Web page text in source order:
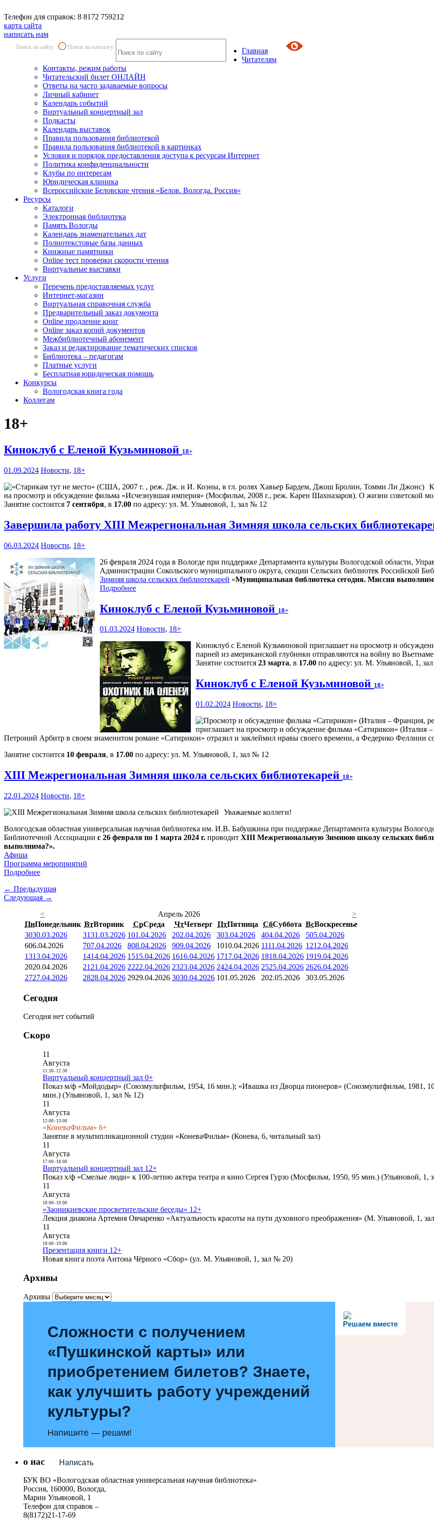
Телефон для справок: 8 8172 759212
карта сайта
написать нам
Поиск по сайту Поиск по каталогу
Главная
Читателям
Контакты, режим работы
Читательский билет ОНЛАЙН
Ответы на часто задаваемые вопросы
Личный кабинет
Календарь событий
Виртуальный концертный зал
Подкасты
Календарь выставок
Правила пользования библиотекой
Правила пользования библиотекой в картинках
Условия и порядок предоставления доступа к ресурсам Интернет
Политика конфиденциальности
Клубы по интересам
Юридическая клиника
Всероссийские Беловские чтения «Белов. Вологда. Россия»
Ресурсы
Каталоги
Электронная библиотека
Память Вологды
Календарь знаменательных дат
Полнотекстовые базы данных
Книжные памятники
Online тест проверки скорости чтения
Виртуальные выставки
Услуги
Перечень предоставляемых услуг
Интернет-магазин
Виртуальная справочная служба
Предварительный заказ документа
Online продление книг
Online заказ копий документов
Межбиблиотечный абонемент
Заказ и редактирование тематических списков
Библиотека – педагогам
Платные услуги
Бесплатная юридическая помощь
Конкурсы
Вологодская книга года
Коллегам
18+
Киноклуб с Еленой Кузьминовой 18+
01.09.2024 Новости, 18+
на просмотр и обсуждение фильма «Исчезнувшая империя» (Мосфильм, 2008 г., реж. Карен Шахназаров). О жизни советской
Занятие состоится 7 сентября, в 17.00 по адресу: ул. М. Ульяновой, 1, зал № 12
Завершила работу XIII Межрегиональная Зимняя школа сельских
06.03.2024 Новости, 18+
26 февраля 2024 года в Вологде при поддержке Департамента культуры Вологодской области,
Администрации Сокольского муниципального округа, секции Сельских библиотек Российской
Зимняя школа сельских библиотекарей «Муниципальная библиотека сегодня. Миссия
Подробнее
Киноклуб с Еленой Кузьминовой 18+
01.03.2024 Новости, 18+
Киноклуб с Еленой Кузьминовой приглашает на просмотр и
парней из американской глубинки отправляются на войну во
Занятие состоится 23 марта, в 17.00 по адресу: ул. М. Ульяновой, 1,
Киноклуб с Еленой Кузьминовой 18+
01.02.2024 Новости, 18+
приглашает на просмотр и обсуждение фильма «Сатирикон»
Петроний Арбитр в своем знаменитом романе «Сатирикон» отразил и заклеймил нравы своего времени, а Федерико Феллини
Занятие состоится 10 февраля, в 17.00 по адресу: ул. М. Ульяновой, 1, зал № 12
XIII Межрегиональная Зимняя школа сельских библиотекарей 18+
22.01.2024 Новости, 18+
Уважаемые коллеги!
Вологодская областная универсальная научная библиотека им. И.В. Бабушкина при поддержке Департамента культуры
Библиотечной Ассоциации с 26 февраля по 1 марта 2024 г. проводит XIII Межрегиональную Зимнюю школу сельских
выполнима?».
Афиша
Программа мероприятий
Подробнее
← Предыдущая
Следующая →
<
Апрель 2026
>
ПнПонедельник ВтВторник СрСреда ЧтЧетверг ПтПятница СбСуббота ВсВоскресенье
3030.03.2026 3131.03.2026 101.04.2026 202.04.2026 303.04.2026 404.04.2026 505.04.2026
606.04.2026 707.04.2026 808.04.2026 909.04.2026 1010.04.2026 1111.04.2026 1212.04.2026
1313.04.2026 1414.04.2026 1515.04.2026 1616.04.2026 1717.04.2026 1818.04.2026 1919.04.2026
2020.04.2026 21 21.04.2026 2222.04.2026 2323.04.2026 2424.04.2026 2525.04.2026 2626.04.2026
2727.04.2026 2828.04.2026 2929.04.2026 3030.04.2026 101.05.2026 202.05.2026 303.05.2026
Сегодня
Сегодня нет событий
Скоро
11
Августа
11:30- 12:30
Виртуальный концертный зал 0+
Показ м/ф «Мойдодыр» (Союзмультфильм, 1954, 16 мин.); «Ивашка из Дворца пионеров» (Союзмультфильм, 1981,
мин.) (Ульяновой, 1, зал № 12)
11
Августа
12:00- 13:00
«КоневаФильм» 6+
Занятие в мультипликационной студии «КоневаФильм» (Конева, 6, читальный зал)
11
Августа
17:00- 18:00
Виртуальный концертный зал 12+
Показ х/ф «Смелые люди» к 100-летию актера театра и кино Сергея Гурзо (Мосфильм, 1950, 95 мин.) (Ульяновой, 1,
11
Августа
18:00- 19:00
«Заоникиевские просветительские беседы» 12+
Лекция диакона Артемия Овчаренко «Актуальность красоты на пути духовного преображения» (М. Ульяновой, 1,
11
Августа
18:00- 19:00
Презентация книги 12+
Новая книга поэта Антона Чёрного «Сбор» (ул. М. Ульяновой, 1, зал № 20)
Архивы
Архивы
Решаем вместе
Сложности с получением
«Пушкинской карты» или
приобретением билетов? Знаете,
как улучшить работу учреждений
культуры?
Напишите — решим!
Написать
о нас
БУК ВО «Вологодская областная универсальная научная библиотека»
Россия, 160000, Вологда,
Марии Ульяновой, 1
Телефон для справок –
8(8172)21-17-69